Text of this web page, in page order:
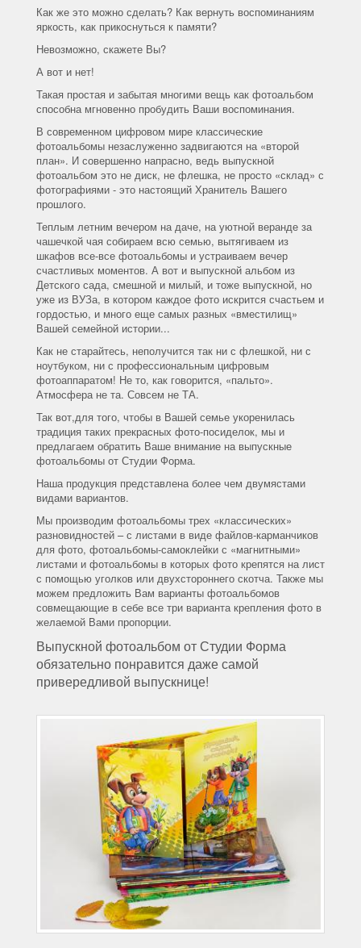
Как же это можно сделать? Как вернуть воспоминаниям
яркость, как прикоснуться к памяти?
Невозможно, скажете Вы?
А вот и нет!
Такая простая и забытая многими вещь как фотоальбом
способна мгновенно пробудить Ваши воспоминания.
В современном цифровом мире классические
фотоальбомы незаслуженно задвигаются на «второй
план». И совершенно напрасно, ведь выпускной
фотоальбом это не диск, не флешка, не просто «склад» с
фотографиями - это настоящий Хранитель Вашего
прошлого.
Теплым летним вечером на даче, на уютной веранде за
чашечкой чая собираем всю семью, вытягиваем из
шкафов все-все фотоальбомы и устраиваем вечер
счастливых моментов. А вот и выпускной альбом из
Детского сада, смешной и милый, и тоже выпускной, но
уже из ВУЗа, в котором каждое фото искрится счастьем и
гордостью, и много еще самых разных «вместилищ»
Вашей семейной истории...
Как не старайтесь, неполучится так ни с флешкой, ни с
ноутбуком, ни с профессиональным цифровым
фотоаппаратом! Не то, как говорится, «пальто».
Атмосфера не та. Совсем не ТА.
Так вот,для того, чтобы в Вашей семье укоренилась
традиция таких прекрасных фото-посиделок, мы и
предлагаем обратить Ваше внимание на выпускные
фотоальбомы от Студии Форма.
Наша продукция представлена более чем двумястами
видами вариантов.
Мы производим фотоальбомы трех «классических»
разновидностей – с листами в виде файлов-карманчиков
для фото, фотоальбомы-самоклейки с «магнитными»
листами и фотоальбомы в которых фото крепятся на лист
с помощью уголков или двухстороннего скотча. Также мы
можем предложить Вам варианты фотоальбомов
совмещающие в себе все три варианта крепления фото в
желаемой Вами пропорции.
Выпускной фотоальбом от Студии Форма
обязательно понравится даже самой
привередливой выпускнице!